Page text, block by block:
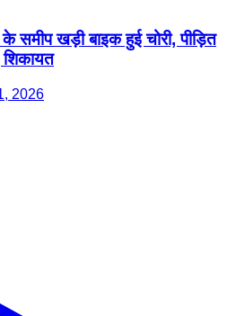
समीप खड़ी बाइक हुई चोरी, पीड़ित
शिकायत
2026